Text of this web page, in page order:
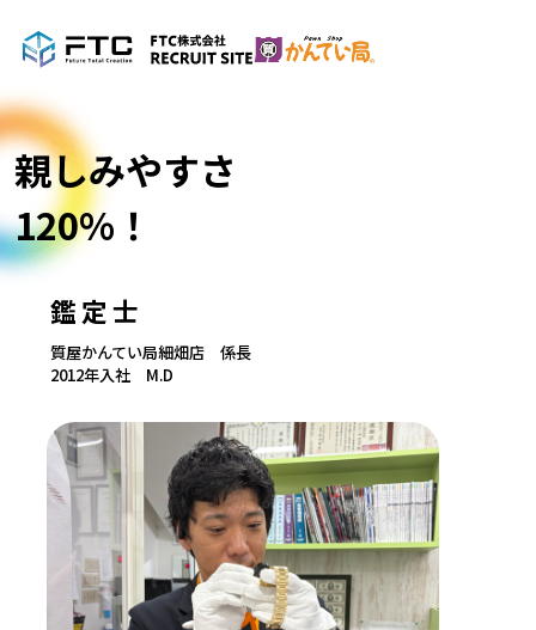
親しみやすさ
120%！
鑑定士
質屋かんてい局細畑店 係長
2012年入社 M.D